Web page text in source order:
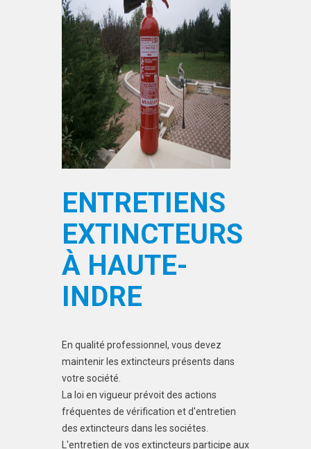
ENTRETIENS
EXTINCTEURS
À HAUTE-
INDRE
En qualité professionnel, vous devez
maintenir les extincteurs présents dans
votre société.
La loi en vigueur prévoit des actions
fréquentes de vérification et d'entretien
des extincteurs dans les sociétes.
L'entretien de vos extincteurs participe aux